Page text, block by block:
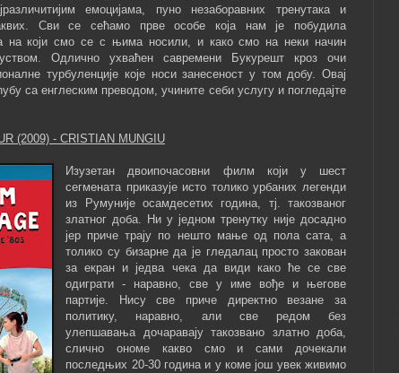
емоцијама, пуно незаборавних тренутака и
Сви се сећамо прве особе која нам је побудила
на који смо се с њима носили, и како смо на неки начин
Одлично ухваћен савремени Букурешт кроз очи
турбуленције које носи занесеност у том добу. Овај
са енглеским преводом, учините себи услугу и погледајте
(2009) - CRISTIAN MUNGIU
Изузетан двоипочасовни филм који у шест
сегмената приказује исто толико урбаних легенди
из Румуније осамдесетих година, тј. такозваног
златног доба. Ни у једном тренутку није досадно
јер приче трају по нешто мање од пола сата, а
толико су бизарне да је гледалац просто закован
за екран и једва чека да види како ће се све
одиграти - наравно, све у име вође и његове
партије. Нису све приче директно везане за
политику, наравно, али све редом без
улепшавања дочаравају такозвано златно доба,
слично ономе какво смо и сами дочекали
последњих 20-30 година и у коме још увек живимо